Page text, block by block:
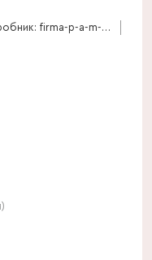
Виробник: firma-p-a-m-van-os